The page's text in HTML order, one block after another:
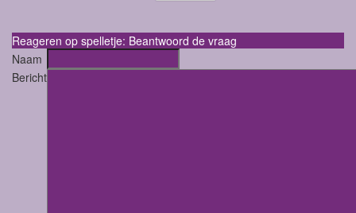
Reageren op spelletje: Beantwoord de vraag
Naam
Bericht